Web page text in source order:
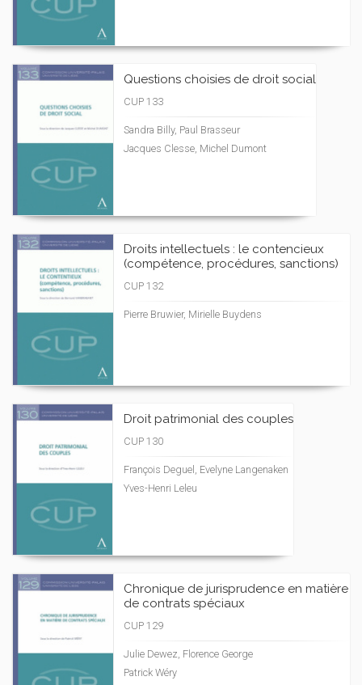
Questions choisies de droit social
CUP 133
Sandra Billy, Paul Brasseur
Jacques Clesse, Michel Dumont
Droits intellectuels : le contencieux
(compétence, procédures, sanctions)
CUP 132
Pierre Bruwier, Mirielle Buydens
Droit patrimonial des couples
CUP 130
François Deguel, Evelyne Langenaken
Yves-Henri Leleu
Chronique de jurisprudence en matière
de contrats spéciaux
CUP 129
Julie Dewez, Florence George
Patrick Wéry